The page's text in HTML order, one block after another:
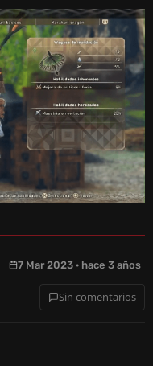
7 Mar 2023 · hace 3 años
Sin comentarios